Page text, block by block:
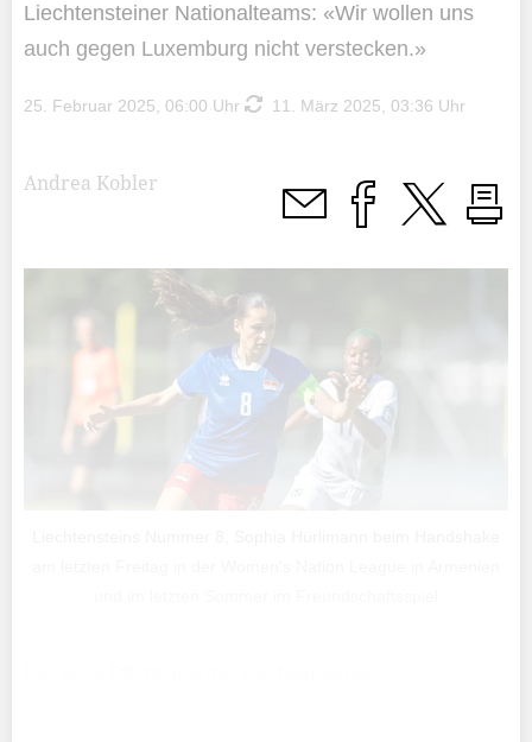
Liechtensteiner Nationalteams: «Wir wollen uns
auch gegen Luxemburg nicht verstecken.»
25. Februar 2025, 06:00 Uhr 11. März 2025, 03:36 Uhr
Andrea Kobler